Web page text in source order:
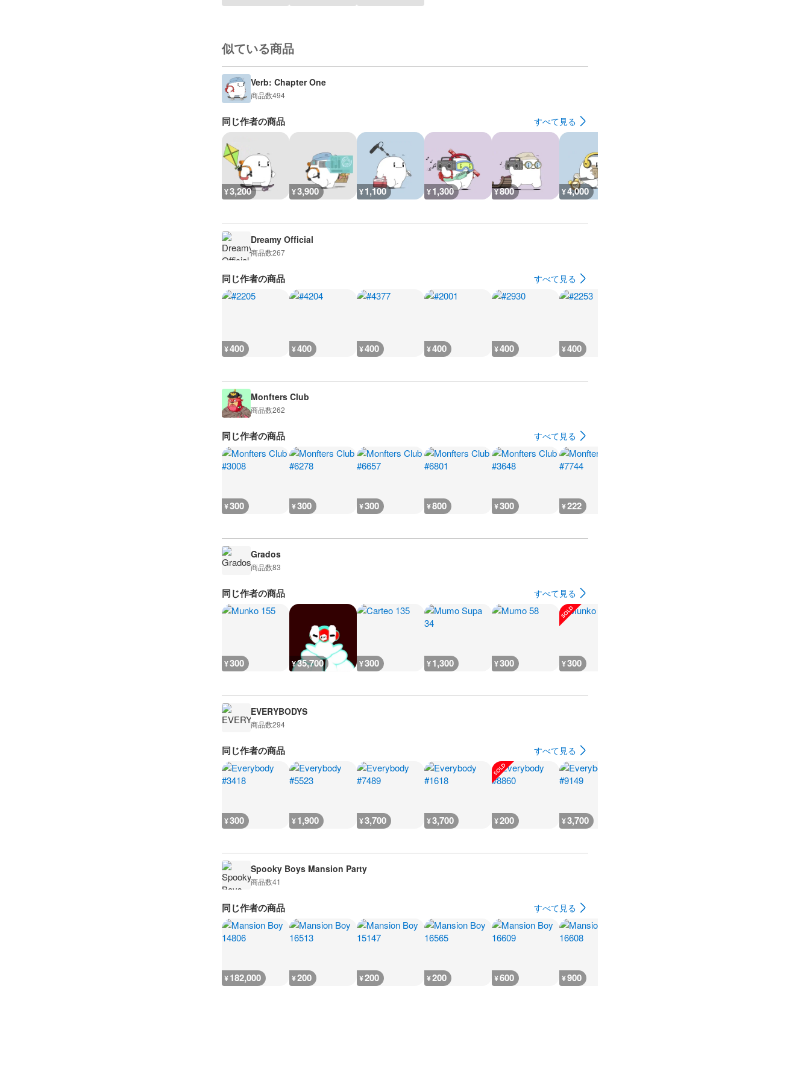
似ている商品
Verb: Chapter One
商品数494
同じ作者の商品 すべて見る
¥3,200 ¥3,900 ¥1,100 ¥1,300 ¥800 ¥4,000
Dreamy Official
商品数267
同じ作者の商品 すべて見る
¥400 ¥400 ¥400 ¥400 ¥400 ¥400
Monfters Club
商品数262
同じ作者の商品 すべて見る
¥300 ¥300 ¥300 ¥800 ¥300 ¥222
Grados
商品数83
同じ作者の商品 すべて見る
¥300 ¥35,700 ¥300 ¥1,300 ¥300 ¥300
EVERYBODYS
商品数294
同じ作者の商品 すべて見る
¥300 ¥1,900 ¥3,700 ¥3,700 ¥200 ¥3,700
Spooky Boys Mansion Party
商品数41
同じ作者の商品 すべて見る
¥182,000 ¥200 ¥200 ¥200 ¥600 ¥900